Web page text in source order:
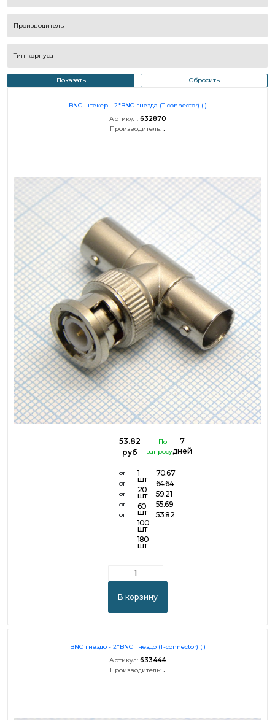
Производитель
Тип корпуса
Показать Сбросить
BNC штекер - 2*BNC гнезда (T-connector) ( )
Артикул: 632870
Производитель: .
53.82
руб
По
запросу
7
дней
от
от
от
от
от
1
шт
20
шт
60
шт
100
шт
180
шт
70.67
64.64
59.21
55.69
53.82
В корзину
BNC гнездо - 2*BNC гнездо (T-connector) ( )
Артикул: 633444
Производитель: .